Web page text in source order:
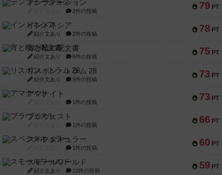
紹介文あり 2件の投稿
75
紹介文あり
73
リスボン・トラム 28
紹介文あり 9件の投稿
73
アマナイト
紹介文なし 1件の投稿
66
紹介文なし
60
スペクタキュラー
紹介文なし
59
紹介文あり 13件の投稿
58
紹介文なし 2件の投稿